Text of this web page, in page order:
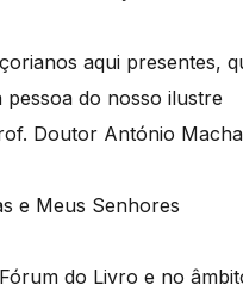
aqui presentes,
do nosso ilustre
Doutor António
e Meus Senhores
do Livro e no